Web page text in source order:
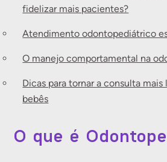
fidelizar mais pacientes?
Atendimento odontopediátrico
O manejo comportamental na
Dicas para tornar a consulta mais
bebês
O que é